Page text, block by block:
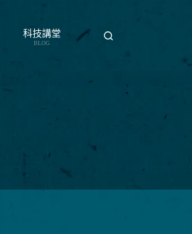
科技講堂
BLOG